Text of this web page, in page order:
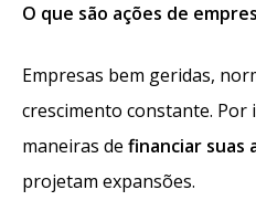
O que são ações de
Empresas bem geridas,
crescimento constante. Por
maneiras de financiar suas
projetam expansões.